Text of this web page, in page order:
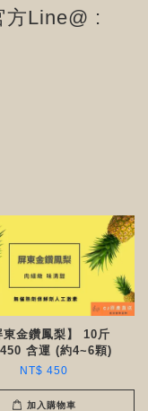
方Line@ :
東金鑽鳳梨】 10斤
含運 (約4~6顆)
NT$ 450
加入購物車